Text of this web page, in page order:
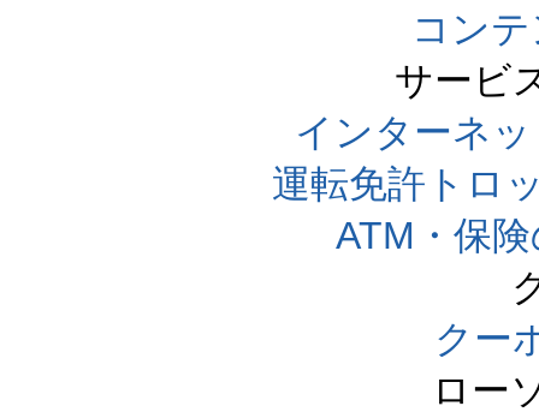
コン
サービ
インターネ
運転免許トロ
ATM・保
クー
ロー